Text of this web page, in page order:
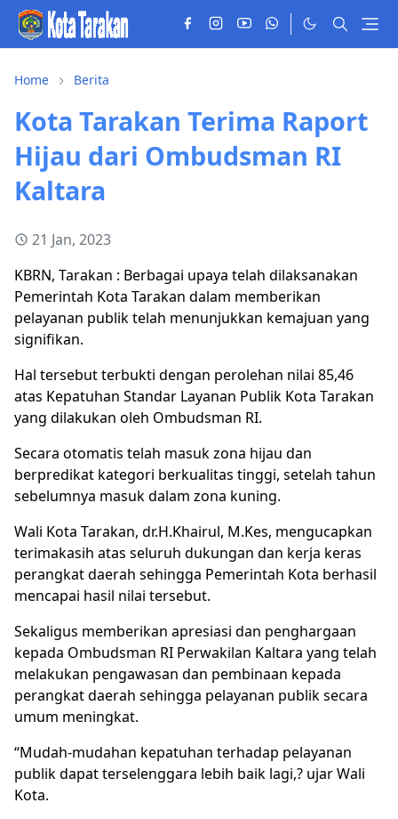
Home Berita
Kota Tarakan Terima Raport
Hijau dari Ombudsman RI
Kaltara
21 Jan, 2023
KBRN, Tarakan : Berbagai upaya telah dilaksanakan
Pemerintah Kota Tarakan dalam memberikan
pelayanan publik telah menunjukkan kemajuan yang
signifikan.
Hal tersebut terbukti dengan perolehan nilai 85,46
atas Kepatuhan Standar Layanan Publik Kota Tarakan
yang dilakukan oleh Ombudsman RI.
Secara otomatis telah masuk zona hijau dan
berpredikat kategori berkualitas tinggi, setelah tahun
sebelumnya masuk dalam zona kuning.
Wali Kota Tarakan, dr.H.Khairul, M.Kes, mengucapkan
terimakasih atas seluruh dukungan dan kerja keras
perangkat daerah sehingga Pemerintah Kota berhasil
mencapai hasil nilai tersebut.
Sekaligus memberikan apresiasi dan penghargaan
kepada Ombudsman RI Perwakilan Kaltara yang telah
melakukan pengawasan dan pembinaan kepada
perangkat daerah sehingga pelayanan publik secara
umum meningkat.
“Mudah-mudahan kepatuhan terhadap pelayanan
publik dapat terselenggara lebih baik lagi,? ujar Wali
Kota.